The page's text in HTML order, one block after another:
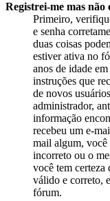
Registrei-me mas não
Primeiro,
e senha
duas coisas
estiver ativa no
anos de idade
instruções que
de novos
administrador,
informação
recebeu um e-
mail algum, você
incorreto ou o
você tem certeza
válido e correto,
fórum.